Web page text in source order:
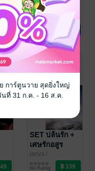
ด
โน้มจันทร์
Rosequartz_writer
นิยายโรมานซ์
13 Rating
SET ปล้นรัก +
เศษรักอสูร
janya /
Rosequartz_writer
นิยายโรมานซ์
No Rating
การ์ตูนวาย สุดยิ่งใหญ่
ที่ 31 ก.ค. - 16 ส.ค.